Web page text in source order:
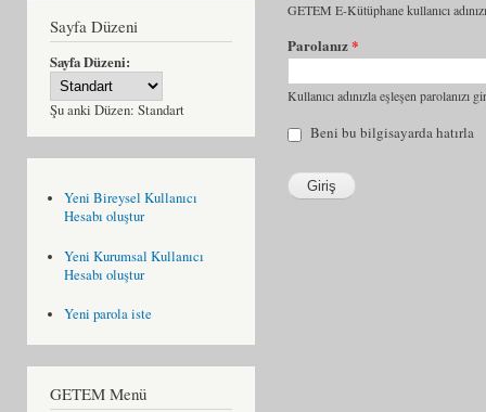
Sayfa Düzeni
Sayfa Düzeni:
Şu anki Düzen: Standart
Yeni Bireysel Kullanıcı
Hesabı oluştur
Yeni Kurumsal Kullanıcı
Hesabı oluştur
Yeni parola iste
GETEM Menü
GETEM E-Kütüphane kullanıcı
Parolanız*
Kullanıcı adınızla eşleşen parolanızı
Beni bu bilgisayarda hatırla